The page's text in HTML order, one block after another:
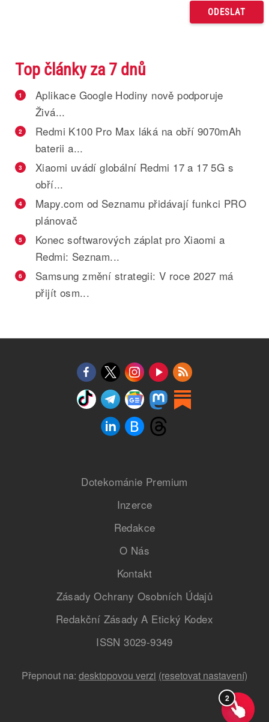
Top články za 7 dnů
1
Aplikace Google Hodiny nově podporuje
Živá...
2
Redmi K100 Pro Max láká na obří 9070mAh
baterii a...
3
Xiaomi uvádí globální Redmi 17 a 17 5G s
obří...
4
Mapy.com od Seznamu přidávají funkci PRO
plánovač
5
Konec softwarových záplat pro Xiaomi a
Redmi: Seznam...
6
Samsung změní strategii: V roce 2027 má
přijít osm...
Dotekománie Premium
Inzerce
Redakce
O Nás
Kontakt
Zásady Ochrany Osobních Údajů
Redakční Zásady A Etický Kodex
ISSN 3029-9349
Přepnout na: desktopovou verzi (resetovat nastavení)
2